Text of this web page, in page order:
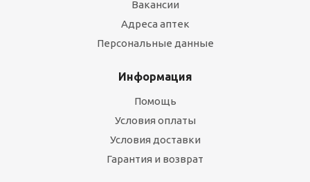
Вакансии
Адреса аптек
Персональные данные
Информация
Помощь
Условия оплаты
Условия доставки
Гарантия и возврат